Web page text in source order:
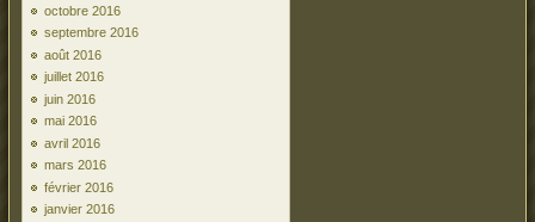
octobre 2016
septembre 2016
août 2016
juillet 2016
juin 2016
mai 2016
avril 2016
mars 2016
février 2016
janvier 2016